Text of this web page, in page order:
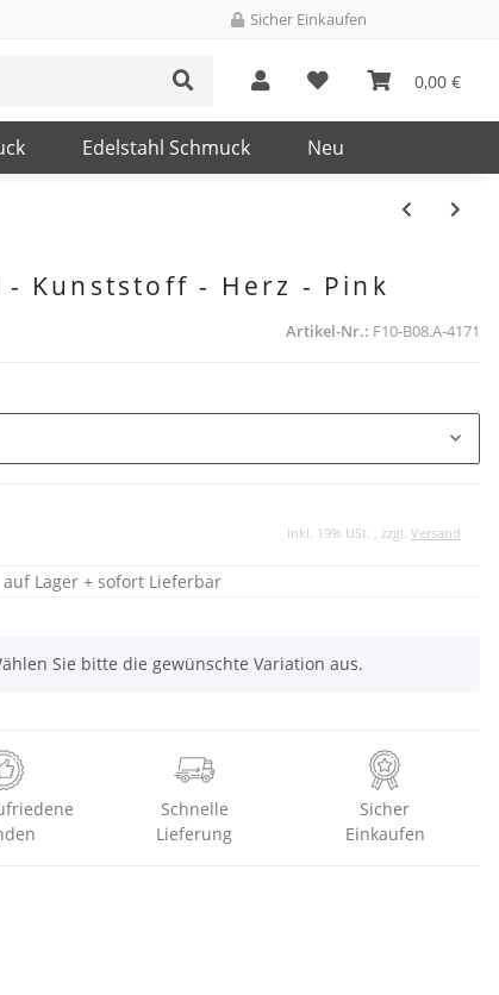
Sicher Einkaufen
0,00 €
Edelstahl Schmuck Neu
- Kunststoff - Herz - Pink
Artikel-Nr.: F10-B08.A-4171
inkl. 19% USt. , zzgl. Versand
auf Lager + sofort Lieferbar
Sie bitte die gewünschte Variation aus.
Schnelle
Lieferung
Sicher
Einkaufen